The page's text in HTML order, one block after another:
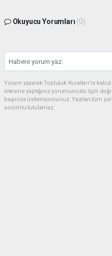
Okuyucu Yorumları (0)
Yorum yazarak Topluluk Kuralları’nı
sitesine yaptığınız yorumunuzla ilgili
başınıza üstleniyorsunuz. Yazılan tüm
sorumlu tutulamaz.